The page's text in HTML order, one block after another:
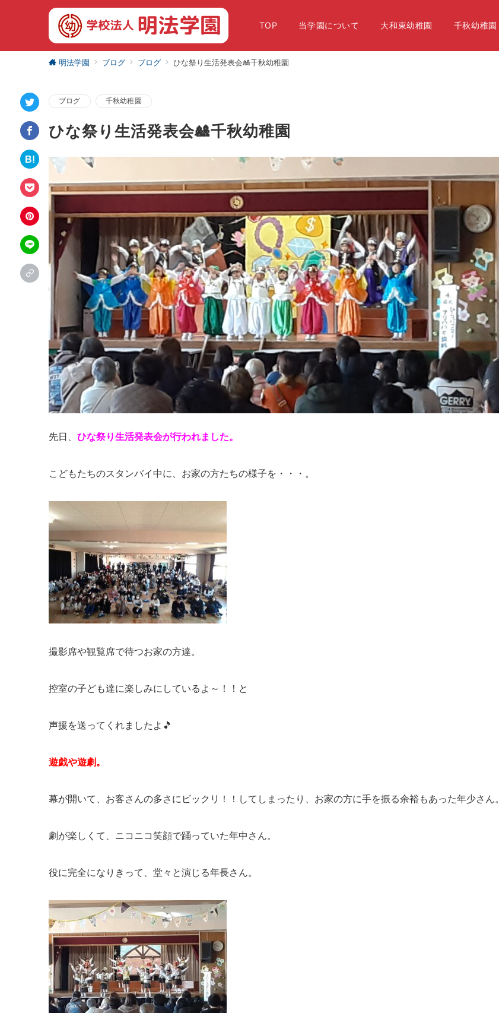
TOP 当学園について 大和東幼稚園 千秋幼稚園
明法学園 ブログ ブログ ひな祭り生活発表会🎎千秋幼稚園
ブログ 千秋幼稚園
ひな祭り生活発表会🎎千秋幼稚園
先日、 ひな祭り生活発表会が行われました。
こどもたちのスタンバイ中に、お家の方たちの様子を・・・。
撮影席や観覧席で待つお家の方達。
控室の子ども達に楽しみにしているよ～！！と
声援を送ってくれましたよ🎵
遊戯や遊劇。
幕が開いて、お客さんの多さにビックリ！！してしまったり、お家の方に手を振る余裕もあった年少さん。
劇が楽しくて、ニコニコ笑顔で踊っていた年中さん。
役に完全になりきって、堂々と演じる年長さん。